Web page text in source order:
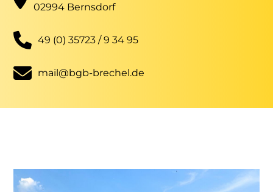
02994 Bernsdorf
49 (0) 35723 / 9 34 95
mail@bgb-brechel.de